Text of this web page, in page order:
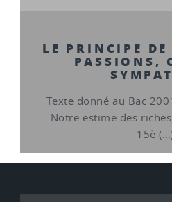
LE PRINCIPE DE
PASSIONS,
Texte donné au Bac
Notre estime des
15è